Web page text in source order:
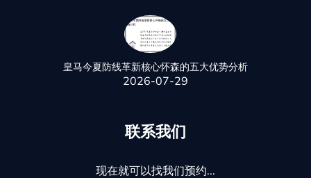
皇马今夏防线革新核心怀森的五大优势分析
2026-07-29
联系我们
现在就可以找我们预约...